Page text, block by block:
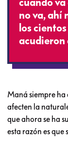
cuando
no va, ahí
los
acudieron
Maná siempre ha
afecten la
que ahora se ha
esta razón es